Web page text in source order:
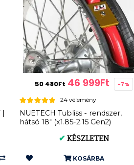
|
50 480Ft 46 999Ft -7%
24 vélemény
NUETECH Tubliss - rendszer,
hátsó 18" (x1.85-2.15 Gen2)
✔ KÉSZLETEN
KOSÁRBA